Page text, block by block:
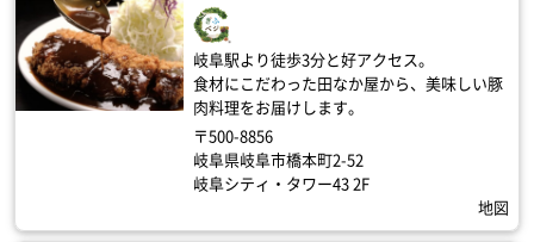
岐阜駅より徒歩3分と好アクセス。
食材にこだわった田なか屋から、美味しい豚
肉料理をお届けします。
〒500-8856
岐阜県岐阜市橋本町2-52
岐阜シティ・タワー43 2F
地図